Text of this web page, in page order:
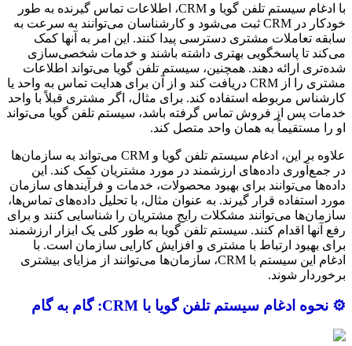
با ادغام سیستم تلفن گویا و CRM، اطلاعات تماس گیرنده به طور
خودکار در CRM ثبت می‌شود و کارشناسان می‌توانند به سرعت به
سابقه تعاملات مشتری دسترسی پیدا کنند. این امر به آنها کمک
می‌کند تا پاسخگویی بهتری داشته باشند و خدمات شخصی‌سازی
شده‌تری ارائه دهند. همچنین، سیستم تلفن گویا می‌تواند اطلاعات
مشتری را از CRM دریافت کند و از آن برای هدایت تماس به واحد یا
کارشناس مربوطه استفاده کند. برای مثال، اگر مشتری قبلاً با واحد
خدمات پس از فروش تماس گرفته باشد، سیستم تلفن گویا می‌تواند
او را مستقیماً به همان واحد متصل کند.
علاوه بر این، ادغام سیستم تلفن گویا و CRM می‌تواند به سازمان‌ها
در جمع‌آوری داده‌های ارزشمند در مورد مشتریان کمک کند. این
داده‌ها می‌توانند برای بهبود محصولات، خدمات و فرآیندهای سازمان
مورد استفاده قرار گیرند. به عنوان مثال، با تحلیل داده‌های تماس‌ها،
سازمان‌ها می‌توانند مشکلات رایج مشتریان را شناسایی کنند و برای
رفع آنها اقدام کنند. سیستم تلفن گویا به طور کلی یک ابزار ارزشمند
برای بهبود ارتباط با مشتری و افزایش کارایی سازمان است. با
ادغام این سیستم با CRM، سازمان‌ها می‌توانند از مزایای بیشتری
برخوردار شوند.
⚙️ نحوه ادغام سیستم تلفن گویا با CRM: گام به گام